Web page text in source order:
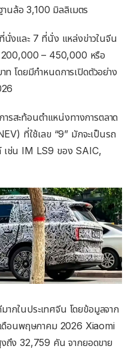
านล้อ 3,100 มิลลิเมตร
นั่งและ 7 ที่นั่ง แหล่งข่าวในจีน
200,000 – 450,000 หรือ
โดยมีกำหนดการเปิดตัวอย่าง
รสะท้อนตำแหน่งทางการตลาด
ที่ใช้เลข “9” มักจะเป็นรถ
เช่น IM LS9 ของ SAIC,
ากในประเทศจีน โดยข้อมูลจาก
ดือนพฤษภาคม 2026 Xiaomi
ถึง 32,759 คัน จากยอดขาย